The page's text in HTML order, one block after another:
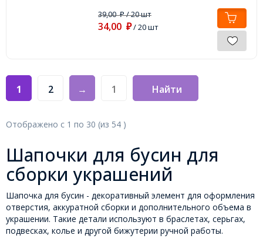
39,00₽/ 20 шт
34,00 ₽/ 20 шт
1 2 → Найти
Отображено с 1 по 30 (из 54 )
Шапочки для бусин для
сборки украшений
Шапочка для бусин - декоративный элемент для оформления
отверстия, аккуратной сборки и дополнительного объема в
украшении. Такие детали используют в браслетах, серьгах,
подвесках, колье и другой бижутерии ручной работы.